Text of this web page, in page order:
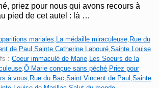
priez pour nous qui avons re­cours à
pied de cet autel : là …
mariales La médaille miraculeuse Rue du
de Paul Sainte Catherine Labouré Sainte Louise
: Coeur immaculé de Marie
Les Soeurs de la
Ô Marie conçue sans péché Priez pour
à vous Rue du Bac Saint Vincent de Paul Sainte